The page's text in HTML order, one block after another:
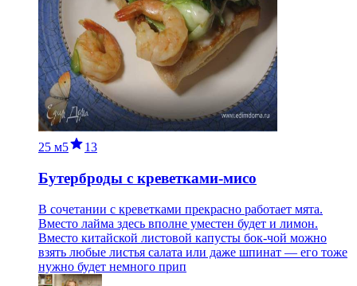
25 м5 13
Бутерброды с креветками-мисо
В сочетании с креветками прекрасно работает мята.
Вместо лайма здесь вполне уместен будет и лимон.
Вместо китайской листовой капусты бок-чой можно
взять любые листья салата или даже шпинат — его тоже
нужно будет немного прип